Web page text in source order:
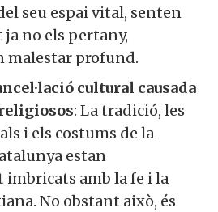
seu espai vital, senten
no els pertany,
malestar profund.
cultural causada
: La tradició, les
i els costums de la
estan
imbricats amb la fe i la
No obstant això, és